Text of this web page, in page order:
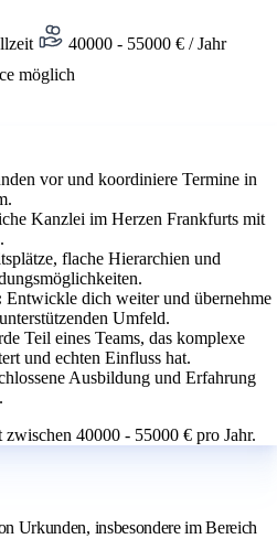
40000 - 55000 € / Jahr
möglich
vor und koordiniere Termine in
Kanzlei im Herzen Frankfurts mit
flache Hierarchien und
Entwickle dich weiter und übernehme
Umfeld.
Teil eines Teams, das komplexe
und echten Einfluss hat.
Ausbildung und Erfahrung
40000 - 55000 € pro Jahr.
Urkunden, insbesondere im Bereich